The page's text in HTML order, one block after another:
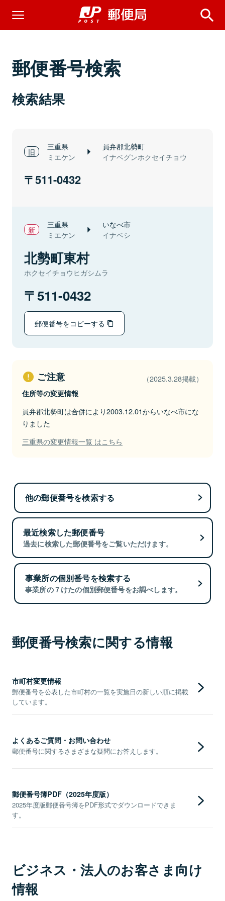
郵便番号検索
検索結果
三重県
ミエケン
員弁郡北勢町
イナベグンホクセイチョウ
511-0432
三重県
ミエケン
いなべ市
イナベシ
北勢町東村
ホクセイチョウヒガシムラ
511-0432
郵便番号をコピーする
ご注意 （2025.3.28掲載）
住所等の変更情報
員弁郡北勢町は合併により2003.12.01からいなべ市にな
りました
三重県の変更情報一覧 はこちら
他の郵便番号を検索する
最近検索した郵便番号
過去に検索した郵便番号をご覧いただけます。
事業所の個別番号を検索する
事業所の７けたの個別郵便番号をお調べします。
郵便番号検索に関する情報
市町村変更情報
郵便番号を公表した市町村の一覧を実施日の新しい順に掲載
しています。
よくあるご質問・お問い合わせ
郵便番号に関するさまざまな疑問にお答えします。
郵便番号簿PDF（2025年度版）
2025年度版郵便番号簿をPDF形式でダウンロードできま
す。
ビジネス・法人のお客さま向け
情報